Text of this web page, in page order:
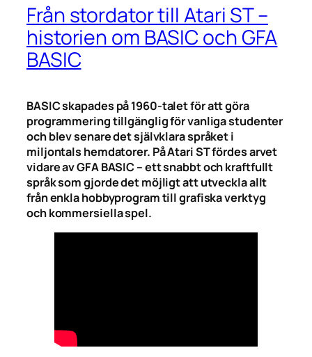
Från stordator till Atari ST –
historien om BASIC och GFA
BASIC
BASIC skapades på 1960-talet för att göra
programmering tillgänglig för vanliga studenter
och blev senare det självklara språket i
miljontals hemdatorer. På Atari ST fördes arvet
vidare av GFA BASIC – ett snabbt och kraftfullt
språk som gjorde det möjligt att utveckla allt
från enkla hobbyprogram till grafiska verktyg
och kommersiella spel.